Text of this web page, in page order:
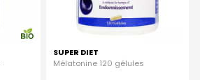
SUPER DIET
Mélatonine 120 gélules